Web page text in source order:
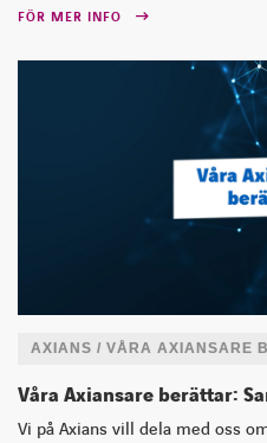
FÖR MER INFO
AXIANS / VÅRA AXIANSARE
Våra Axiansare berättar:
Vi på Axians vill dela med oss